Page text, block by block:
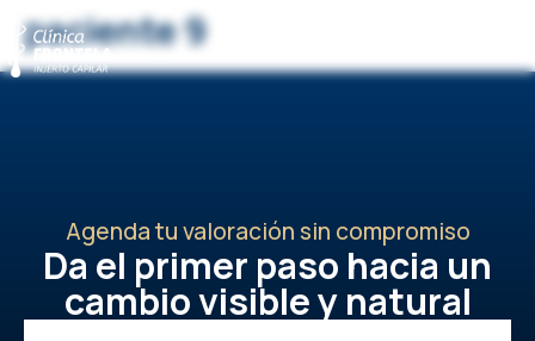
paciente 9
Agenda tu valoración sin compromiso
Da el primer paso hacia un
cambio visible y natural